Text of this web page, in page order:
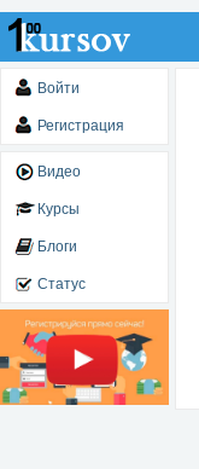
Войти
Регистрация
Видео
Курсы
Блоги
Статус